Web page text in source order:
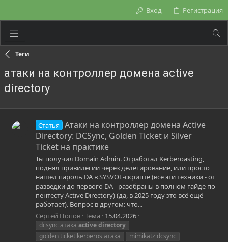
Вход Регистрация
Теги
атаки на контроллер домена active
directory
Статья
Атаки на контроллер домена Active
Directory: DCSync, Golden Ticket и Silver
Ticket на практике
Ты получил Domain Admin. Отработал Kerberoasting,
поднял привилегии через делегирование, или просто
нашёл пароль DA в SYSVOL-скрипте (все эти техники - от
разведки до первого DA - разобраны в полном гайде по
пентесту Active Directory) (да, в 2025 году это всё ещё
работает). Вопрос в другом: что...
Сергей Попов Тема 15.04.2026
dcsync атака activedirectory
golden ticket kerberos атака
mimikatz dcsync